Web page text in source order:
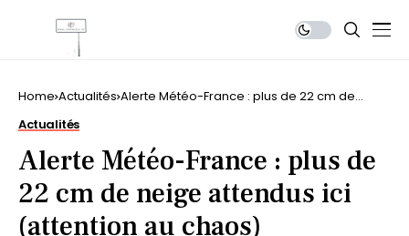
Home Actualités Alerte Météo-France : plus de 22 cm de
Actualités
Alerte Météo-France : plus de
22 cm de neige attendus ici
(attention au chaos)